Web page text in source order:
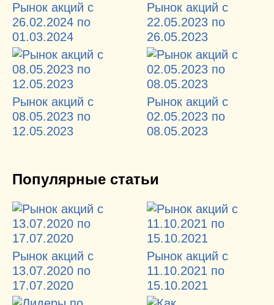
Рынок акций с
26.02.2024 по
01.03.2024
Рынок акций с
22.05.2023 по
26.05.2023
Рынок акций с
08.05.2023 по
12.05.2023
Рынок акций с
02.05.2023 по
08.05.2023
Популярные статьи
Рынок акций с
13.07.2020 по
17.07.2020
Рынок акций с
11.10.2021 по
15.10.2021